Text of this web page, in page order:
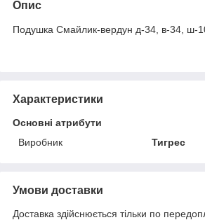
Опис
Подушка Смайлик-вердун д-34, в-34, ш-
Характеристики
Основні атрибути
Виробник
Тигрес
Умови доставки
Доставка здійснюється тільки по